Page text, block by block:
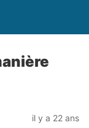
il y a 22 ans